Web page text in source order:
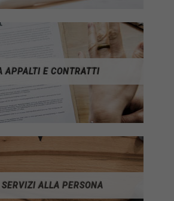
APPALTI E CONTRATTI
ALLA PERSONA